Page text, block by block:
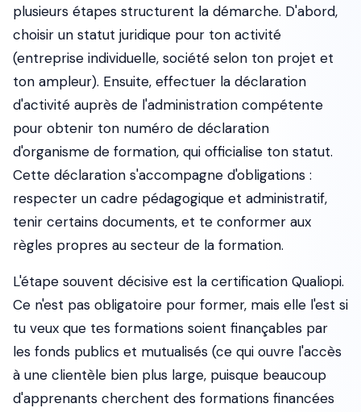
plusieurs étapes structurent la démarche. D'abord,
choisir un statut juridique pour ton activité
(entreprise individuelle, société selon ton projet et
ton ampleur). Ensuite, effectuer la déclaration
d'activité auprès de l'administration compétente
pour obtenir ton numéro de déclaration
d'organisme de formation, qui officialise ton statut.
Cette déclaration s'accompagne d'obligations :
respecter un cadre pédagogique et administratif,
tenir certains documents, et te conformer aux
règles propres au secteur de la formation.
L'étape souvent décisive est la certification Qualiopi.
Ce n'est pas obligatoire pour former, mais elle l'est si
tu veux que tes formations soient finançables par
les fonds publics et mutualisés (ce qui ouvre l'accès
à une clientèle bien plus large, puisque beaucoup
d'apprenants cherchent des formations financées